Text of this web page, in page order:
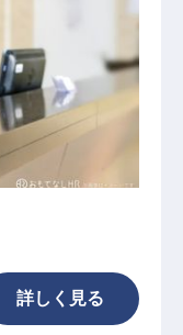
詳しく見る